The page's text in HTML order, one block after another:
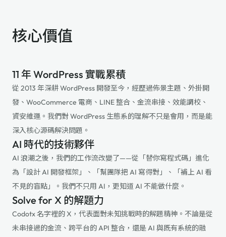
核心價值
11 年 WordPress 實戰累積
從 2013 年深耕 WordPress 開發至今，經歷過佈景主題、外掛開
發、WooCommerce 電商、LINE 整合、金流串接、效能調校、
資安維運。我們對 WordPress 生態系的理解不只是會用，而是能
深入核心源碼解決問題。
AI 時代的技術夥伴
AI 浪潮之後，我們的工作流改變了——從「替你寫程式碼」進化
為「設計 AI 開發框架」、「幫團隊把 AI 寫得對」、「補上 AI 看
不見的盲點」。我們不只用 AI，更知道 AI 不能做什麼。
Solve for X 的解題力
Codotx 名字裡的 X，代表面對未知挑戰時的解題精神。不論是從
未串接過的金流、跨平台的 API 整合，還是 AI 與既有系統的融